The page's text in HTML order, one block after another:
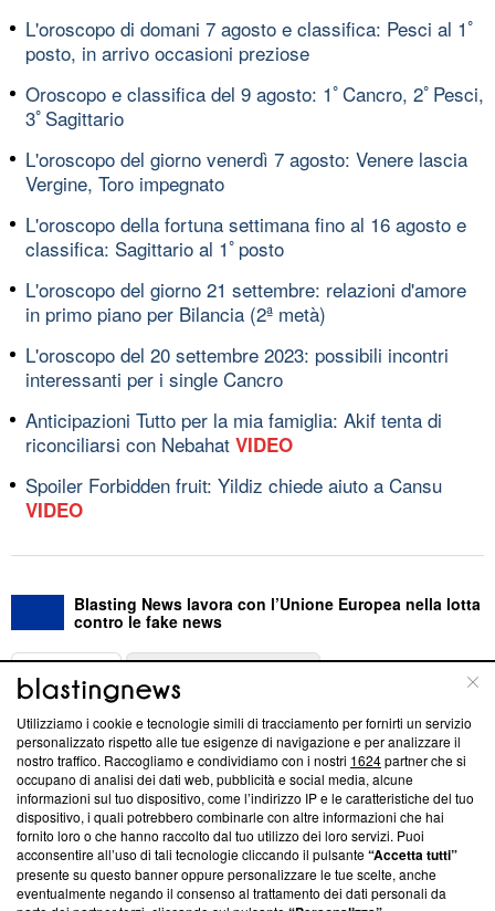
L'oroscopo di domani 7 agosto e classifica: Pesci al 1ﾟ
posto, in arrivo occasioni preziose
Oroscopo e classifica del 9 agosto: 1ﾟCancro, 2ﾟPesci,
3ﾟSagittario
L'oroscopo del giorno venerdì 7 agosto: Venere lascia
Vergine, Toro impegnato
L'oroscopo della fortuna settimana fino al 16 agosto e
classifica: Sagittario al 1ﾟposto
L'oroscopo del giorno 21 settembre: relazioni d'amore
in primo piano per Bilancia (2ª metà)
L'oroscopo del 20 settembre 2023: possibili incontri
interessanti per i single Cancro
Anticipazioni Tutto per la mia famiglia: Akif tenta di
riconciliarsi con Nebahat VIDEO
Spoiler Forbidden fruit: Yildiz chiede aiuto a Cansu
VIDEO
Blasting News lavora con l’Unione Europea nella lotta
contro le fake news
ABOUT
Questa sezione offre informazioni trasparenti su Blasting
News, sui nostri processi editoriali e su come ci impegniamo a
creare news di qualità. Inoltre, afferma la nostra aderenza a
‘Trust Project - News with Integrity’Blasting News non è
ancora membro del programma, ma ha richiesto di farne
parte; Trust Project non ha ancora effettuato una verifica di
conformità agli standard.
Utilizziamo i cookie e tecnologie simili di tracciamento per fornirti un servizio
personalizzato rispetto alle tue esigenze di navigazione e per analizzare il
nostro traffico. Raccogliamo e condividiamo con i nostri 1624partner che si
occupano di analisi dei dati web, pubblicità e social media, alcune
informazioni sul tuo dispositivo, come l’indirizzo IP e le caratteristiche del tuo
dispositivo, i quali potrebbero combinarle con altre informazioni che hai
fornito loro o che hanno raccolto dal tuo utilizzo dei loro servizi. Puoi
acconsentire all’uso di tali tecnologie cliccando il pulsante“Accetta tutti”
presente su questo banner oppure personalizzare le tue scelte, anche
eventualmente negando il consenso al trattamento dei dati personali da